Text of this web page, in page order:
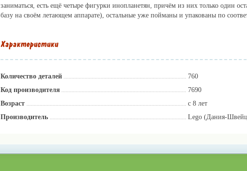
заниматься, есть ещё четыре фигурки инопланетян, причём из них только один
базу на своём летающем аппарате), остальные уже пойманы и упакованы по
Характеристики
Количество деталей
760
Код производителя
7690
Возраст
с 8 лет
Производитель
Lego (Дания-